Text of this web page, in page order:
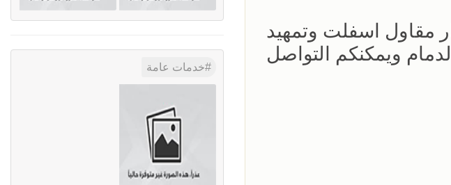
مقاول اسفلت وتمهيد
ويمكنكم التواصل
خدمات عامة